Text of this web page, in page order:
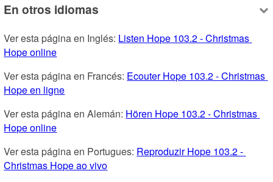
En otros idiomas
Ver esta página en Inglés: Listen Hope 103.2 - Christmas
Hope online
Ver esta página en Francés: Ecouter Hope 103.2 - Christmas
Hope en ligne
Ver esta página en Alemán: Hören Hope 103.2 - Christmas
Hope online
Ver esta página en Portugues: Reproduzir Hope 103.2 -
Christmas Hope ao vivo